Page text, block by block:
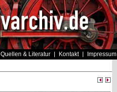
Quellen & Literatur Kontakt Impressum